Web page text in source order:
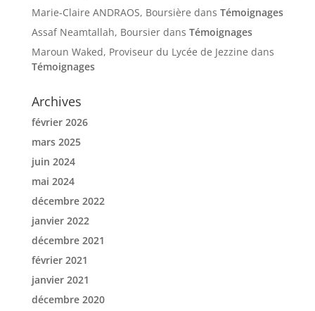
Marie-Claire ANDRAOS, Boursière dans Témoignages
Assaf Neamtallah, Boursierdans Témoignages
Maroun Waked, Proviseur du Lycée de Jezzine dans
Témoignages
Archives
février 2026
mars 2025
juin 2024
mai 2024
décembre 2022
janvier 2022
décembre 2021
février 2021
janvier 2021
décembre 2020